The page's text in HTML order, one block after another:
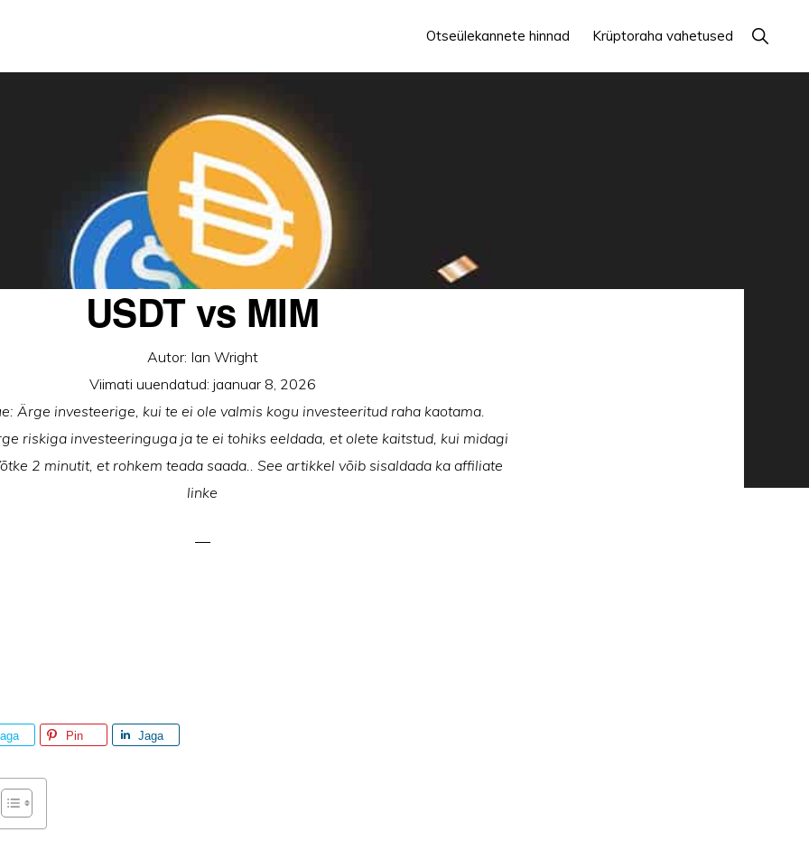
Otseülekannete hinnad Krüptoraha vahetused Näita
otsingut
USDT vs MIM
Autor: Ian Wright
Viimati uuendatud: jaanuar 8, 2026
Ärge investeerige, kui te ei ole valmis kogu investeeritud raha kaotama.
riskiga investeeringuga ja te ei tohiks eeldada, et olete kaitstud, kui midagi
2 minutit, et rohkem teada saada.. See artikkel võib sisaldada ka affiliate
linke
Pin Jaga